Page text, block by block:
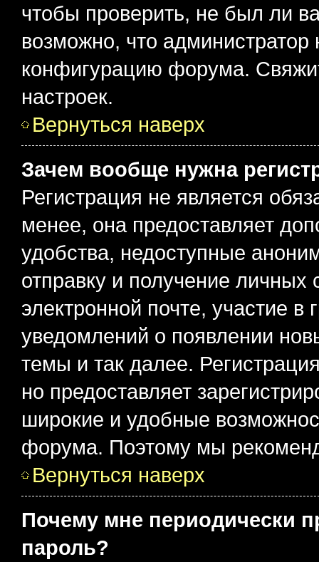
чтобы проверить, не был ли
возможно, что администратор
конфигурацию форума.
настроек.
Вернуться наверх
Зачем вообще нужна
Регистрация не является
менее, она предоставляет
удобства, недоступные
отправку и получение
электронной почте, участие в
уведомлений о появлении
темы и так далее.
но предоставляет
широкие и удобные
форума. Поэтому мы
Вернуться наверх
Почему мне периодически
пароль?